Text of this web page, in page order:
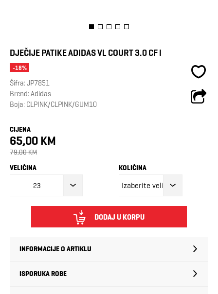
DJEČIJE PATIKE ADIDAS VL COURT 3.0 CF I
-18%
Šifra:JP7851
Brend:Adidas
Boja: CLPINK/CLPINK/GUM10
CIJENA
65,00 KM
79,00 KM
VELIČINA
23
KOLIČINA
DODAJ U KORPU
INFORMACIJE O ARTIKLU
ISPORUKA ROBE